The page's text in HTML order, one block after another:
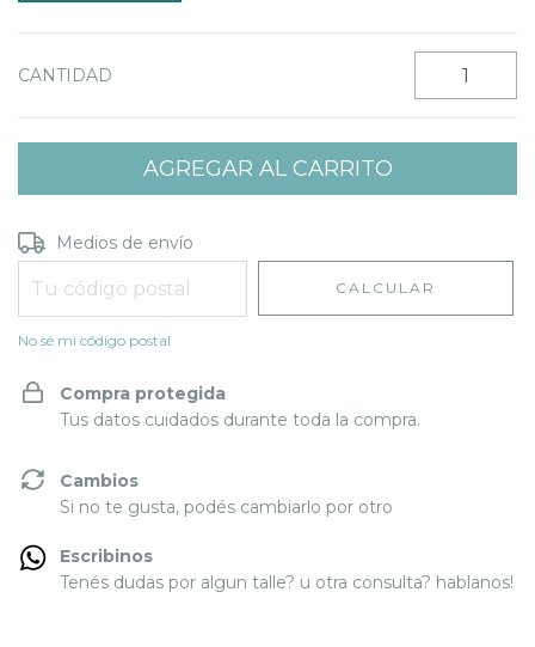
CANTIDAD
Entregas para el CP:
Medios de envío
CALCULAR
No sé mi código postal
Compra protegida
Tus datos cuidados durante toda la compra.
Cambios
Si no te gusta, podés cambiarlo por otro
Escribinos
Tenés dudas por algun talle? u otra consulta? hablanos!